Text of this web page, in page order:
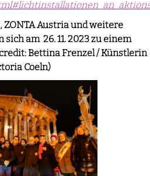
ZONTA Austria und weitere
am 26. 11. 2023 zu einem
Bettina Frenzel / Künstlerin
Coeln)